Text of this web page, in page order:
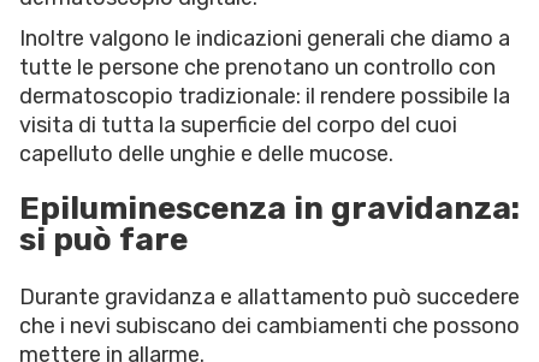
Inoltre valgono le indicazioni generali che diamo a
tutte le persone che prenotano un controllo con
dermatoscopio tradizionale: il rendere possibile la
visita di tutta la superficie del corpo del cuoi
capelluto delle unghie e delle mucose.
Epiluminescenza in gravidanza:
si può fare
Durante gravidanza e allattamento può succedere
che i nevi subiscano dei cambiamenti che possono
mettere in allarme.